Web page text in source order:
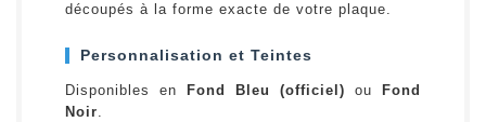
découpés à la forme exacte de votre plaque.
Personnalisation et Teintes
Disponibles en Fond Bleu (officiel) ou
Fond
Noir.